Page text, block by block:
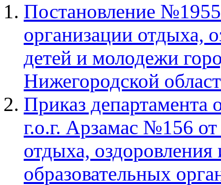
Постановление
организации отдыха,
детей и молодежи
Нижегородской
Приказ департамента
г.о.г. Арзамас №156
отдыха, оздоровления
образовательных